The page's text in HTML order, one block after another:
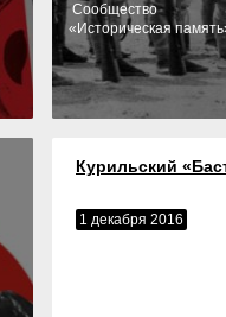
Cообщество
« Историческая память
Курильский
1 декабря 2016